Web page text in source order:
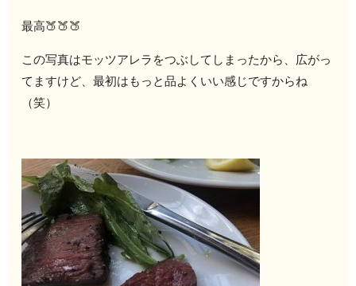
最高🍑🍑🍑
この写真はモッツアレラをつぶしてしまったから、広がっ
てますけど、最初はもっと品よくいい感じですからね
（笑）